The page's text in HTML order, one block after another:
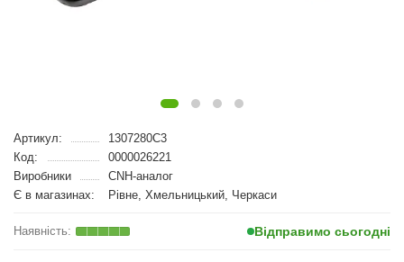
Артикул:
1307280C3
Код:
0000026221
Виробники
CNH-аналог
Є в магазинах:
Рівне, Хмельницький, Черкаси
Відправимо сьогодні